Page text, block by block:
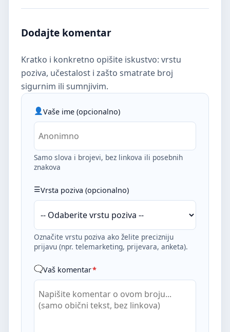
Dodajte komentar
Kratko i konkretno opišite iskustvo: vrstu
poziva, učestalost i zašto smatrate broj
sigurnim ili sumnjivim.
Vaše ime (opcionalno)
Samo slova i brojevi, bez linkova ili posebnih
znakova
Vrsta poziva (opcionalno)
Označite vrstu poziva ako želite precizniju
prijavu (npr. telemarketing, prijevara, anketa).
Vaš komentar*